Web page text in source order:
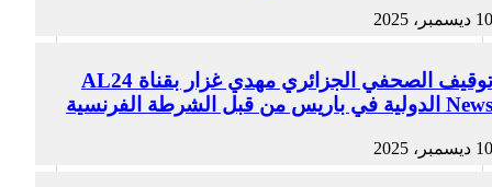
10 ديسمبر، 2025
توقيف الصحفي الجزائري مهدي غزار بقناة AL24
News الدولية في باريس من قبل الشرطة الفرنسية
10 ديسمبر، 2025